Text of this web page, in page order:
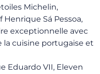
Michelin,
Sá Pessoa,
exceptionnelle avec
la cuisine portugaise et
Eduardo VII, Eleven